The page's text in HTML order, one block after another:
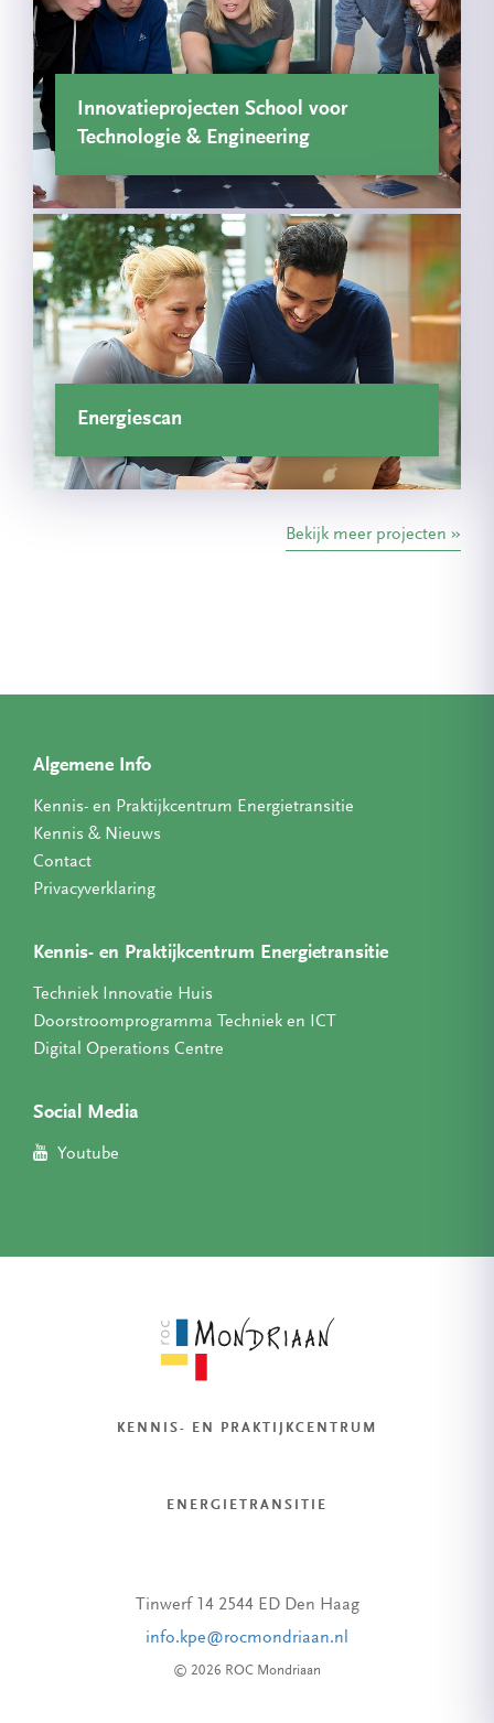
Innovatieprojecten School voor
Technologie & Engineering
Energiescan
Bekijk meer projecten
Algemene Info
Kennis- en Praktijkcentrum Energietransitie
Kennis & Nieuws
Contact
Privacyverklaring
Kennis- en Praktijkcentrum Energietransitie
Techniek Innovatie Huis
Doorstroomprogramma Techniek en ICT
Digital Operations Centre
Social Media
Youtube
KENNIS- EN PRAKTIJKCENTRUM
ENERGIETRANSITIE
Tinwerf 14 2544 ED Den Haag
info.kpe@rocmondriaan.nl
© 2026 ROC Mondriaan